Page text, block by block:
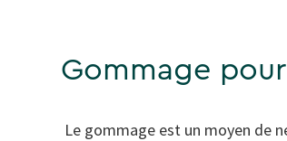
Gommage
Le gommage est un moyen de